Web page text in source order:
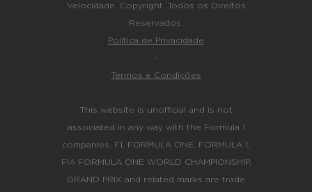
Velocidade. Copyright. Todos os Direitos
Reservados.
Política de Privacidade
-
Termos e Condições
This website is unofficial and is not
associated in any way with the Formula 1
companies. F1, FORMULA ONE, FORMULA 1,
FIA FORMULA ONE WORLD CHAMPIONSHIP,
GRAND PRIX and related marks are trade